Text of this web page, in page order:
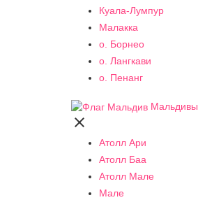
Куала-Лумпур
Малакка
о. Борнео
о. Лангкави
о. Пенанг
Мальдивы

Атолл Ари
Атолл Баа
Атолл Мале
Мале